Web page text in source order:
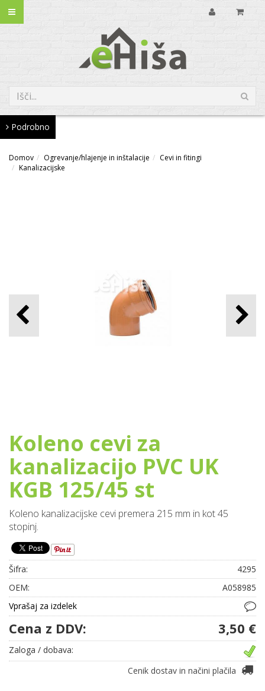
Podrobno
Domov Ogrevanje/hlajenje in inštalacije
Cevi in fitingi
Kanalizacijske
Koleno cevi za
kanalizacijo PVC UK
KGB 125/45 st
Koleno kanalizacijske cevi premera 215 mm in kot 45
stopinj.
Šifra:
4295
OEM:
A058985
Vprašaj za izdelek
Cena z DDV: 3,50 €
Zaloga / dobava:
Cenik dostav in načini plačila